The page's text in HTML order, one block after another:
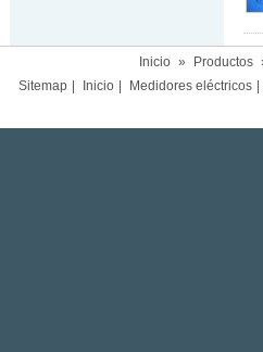
Inicio » Productos
Sitemap | Inicio | Medidores eléctricos |